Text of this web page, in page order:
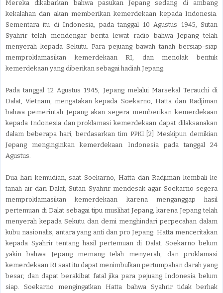
Mereka dikabarkan bahwa pasukan Jepang sedang di ambang
kekalahan dan akan memberikan kemerdekaan kepada Indonesia.
Sementara itu di Indonesia, pada tanggal 10 Agustus 1945, Sutan
Syahrir telah mendengar berita lewat radio bahwa Jepang telah
menyerah kepada Sekutu. Para pejuang bawah tanah bersiap-siap
memproklamasikan kemerdekaan RI, dan menolak bentuk
kemerdekaan yang diberikan sebagai hadiah Jepang.
Pada tanggal 12 Agustus 1945, Jepang melalui Marsekal Terauchi di
Dalat, Vietnam, mengatakan kepada Soekarno, Hatta dan Radjiman
bahwa pemerintah Jepang akan segera memberikan kemerdekaan
kepada Indonesia dan proklamasi kemerdekaan dapat dilaksanakan
dalam beberapa hari, berdasarkan tim PPKI.[2] Meskipun demikian
Jepang menginginkan kemerdekaan Indonesia pada tanggal 24
Agustus.
Dua hari kemudian, saat Soekarno, Hatta dan Radjiman kembali ke
tanah air dari Dalat, Sutan Syahrir mendesak agar Soekarno segera
memproklamasikan kemerdekaan karena menganggap hasil
pertemuan di Dalat sebagai tipu muslihat Jepang, karena Jepang telah
menyerah kepada Sekutu dan demi menghindari perpecahan dalam
kubu nasionalis, antara yang anti dan pro Jepang. Hatta menceritakan
kepada Syahrir tentang hasil pertemuan di Dalat. Soekarno belum
yakin bahwa Jepang memang telah menyerah, dan proklamasi
kemerdekaan RI saat itu dapat menimbulkan pertumpahan darah yang
besar, dan dapat berakibat fatal jika para pejuang Indonesia belum
siap. Soekarno mengingatkan Hatta bahwa Syahrir tidak berhak